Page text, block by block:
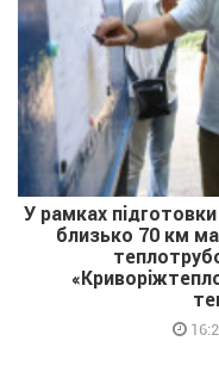
У рамках
близько 70 км